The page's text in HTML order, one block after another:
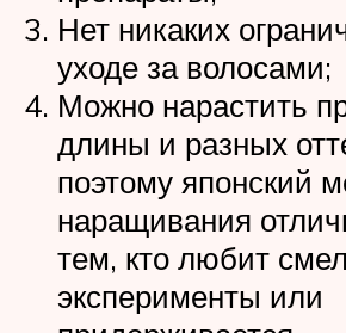
Нет никаких
уходе за волосами;
Можно нарастить
длины и разных
поэтому японский
наращивания
тем, кто любит
эксперименты или